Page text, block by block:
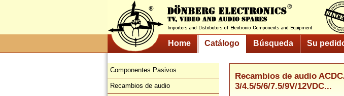
Home Catálogo Búsqueda Su
Componentes Pasivos
Recambios de audio
Recambios de audio
3/4.5/5/6/7.5/9V/12VDC...